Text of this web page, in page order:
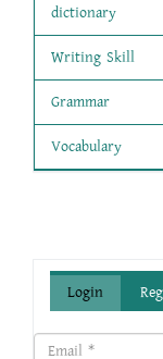
dictionary
Writing Skill
Grammar
Vocabulary
Login